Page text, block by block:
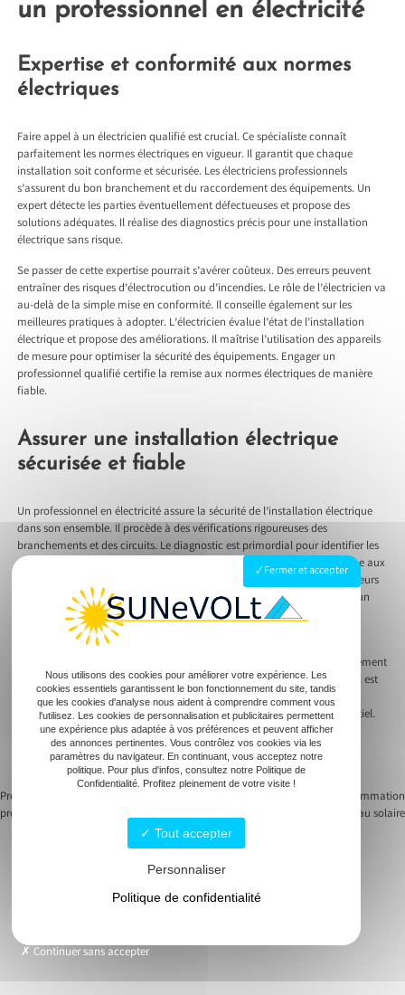
un professionnel en électricité
Expertise et conformité aux normes
électriques
Faire appel à un électricien qualifié est crucial. Ce spécialiste connaît
parfaitement les normes électriques en vigueur. Il garantit que chaque
installation soit conforme et sécurisée. Les électriciens professionnels
s’assurent du bon branchement et du raccordement des équipements. Un
expert détecte les parties éventuellement défectueuses et propose des
solutions adéquates. Il réalise des diagnostics précis pour une installation
électrique sans risque.
Se passer de cette expertise pourrait s’avérer coûteux. Des erreurs peuvent
entraîner des risques d’électrocution ou d’incendies. Le rôle de l’électricien va
au-delà de la simple mise en conformité. Il conseille également sur les
meilleures pratiques à adopter. L’électricien évalue l’état de l’installation
électrique et propose des améliorations. Il maîtrise l’utilisation des appareils
de mesure pour optimiser la sécurité des équipements. Engager un
professionnel qualifié certifie la remise aux normes électriques de manière
fiable.
Assurer une installation électrique
sécurisée et fiable
Un professionnel en électricité assure la sécurité de l’installation électrique
dans son ensemble. Il procède à des vérifications rigoureuses des
branchements et des circuits. Le diagnostic est primordial pour identifier les
dangers potentiels. Un électricien établit un schéma électrique conforme aux
normes françaises. Le remplacement des vieux fusibles par des disjoncteurs
modernes garantit une plus grande sécurité. Le tableau électrique joue un
rôle central dans cette organisation.
Les travaux de rénovation réalisés par un électricien professionnel
augmentent la fiabilité des installations. Vous réduisez ainsi significativement
les risques d’incidents électriques. L’installation d’un disjoncteur général est
indispensable pour la protection des usagers. Chaque circuit doit être
sécurisé par des protections individuelles comme le disjoncteur différentiel.
Un électricien expérimenté sait adapter l’installation pour répondre aux
besoins des utilisateurs. Les conseils sur l’optimisation de l’énergie
consommée font partie intégrante de leurs prestations.
Previous:
problème de climatisation ?
Comprendre la consommation
énergétique d’un panneau solaire
Bornes de recharge
Climatisation
Fermer et accepter
Nous utilisons des cookies pour améliorer votre expérience. Les
cookies essentiels garantissent le bon fonctionnement du site, tandis
que les cookies d'analyse nous aident à comprendre comment vous
l'utilisez. Les cookies de personnalisation et publicitaires permettent
une expérience plus adaptée à vos préférences et peuvent afficher
des annonces pertinentes. Vous contrôlez vos cookies via les
paramètres du navigateur. En continuant, vous acceptez notre
politique. Pour plus d'infos, consultez notre Politique de
Confidentialité. Profitez pleinement de votre visite !
Tout accepter
Personnaliser
Politique de confidentialité
Continuer sans accepter